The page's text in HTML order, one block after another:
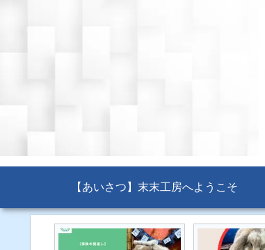
【あいさつ】末末工房へようこそ